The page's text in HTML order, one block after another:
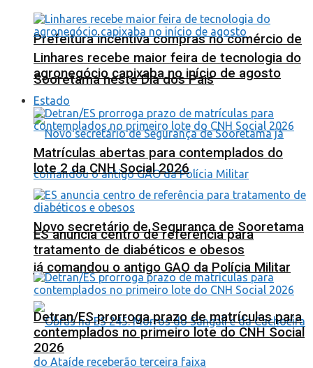
Prefeitura incentiva compras no comércio de
Sooretama neste Dia dos Pais
Novo secretário de Segurança de Sooretama
já comandou o antigo GAO da Polícia Militar
Linhares recebe maior feira de tecnologia do
agronegócio capixaba no início de agosto
Estado
Matrículas abertas para contemplados do
lote 2 da CNH Social 2026
ES anuncia centro de referência para
tratamento de diabéticos e obesos
Detran/ES prorroga prazo de matrículas para
contemplados no primeiro lote do CNH Social
2026